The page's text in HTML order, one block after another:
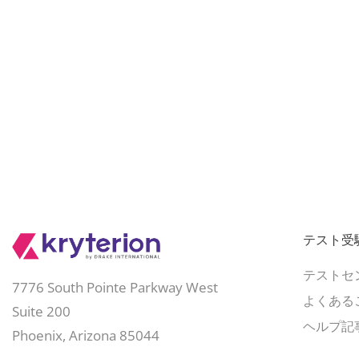
7776 South Pointe Parkway West
Suite 200
Phoenix, Arizona 85044
テスト受
テストセ
よくある
ヘルプ記